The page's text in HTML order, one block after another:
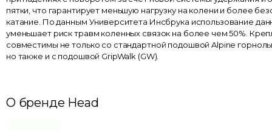
пятки, что гарантирует меньшую нагрузку на колени и более
катание. По данным Университета Инсбрука использование
уменьшает риск травм коленных связок на более чем 50%.
совместимы не только со стандартной подошвой Alpine
но также и с подошвой GripWalk (GW).
О бренде Head